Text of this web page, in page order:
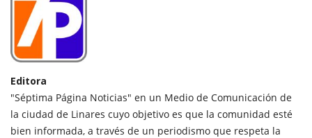
Editora
"Séptima Página Noticias" en un Medio de Comunicación de
la ciudad de Linares cuyo objetivo es que la comunidad esté
bien informada, a través de un periodismo que respeta la